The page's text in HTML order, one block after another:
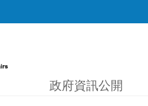
政府資訊公開